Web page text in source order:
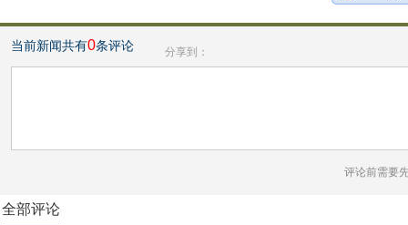
当前新闻共有0条评论 分享到：
评论前需要
全部评论